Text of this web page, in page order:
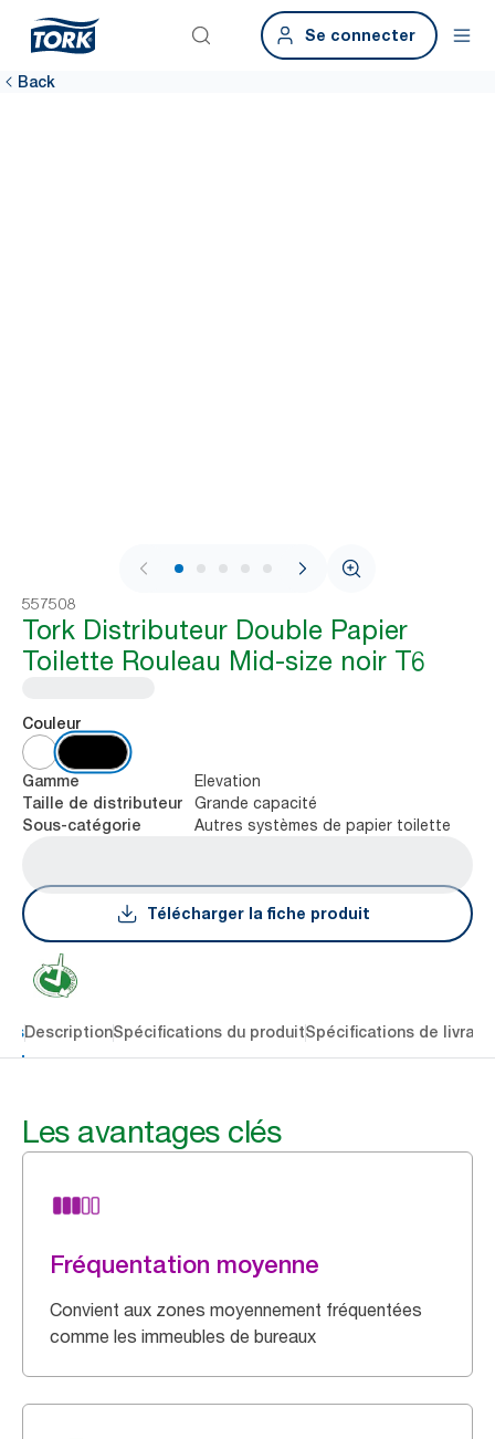
Se connecter
Back
1 / 8
557508
Tork Distributeur Double Papier
Toilette Rouleau Mid-size noir T6
Couleur
Gamme Elevation
Taille de distributeur Grande capacité
Sous-catégorie Autres systèmes de papier toilette
Télécharger la fiche produit
DescriptionSpécifications du produitSpécifications de
Les avantages clés
Fréquentation moyenne
Convient aux zones moyennement fréquentées
comme les immeubles de bureaux